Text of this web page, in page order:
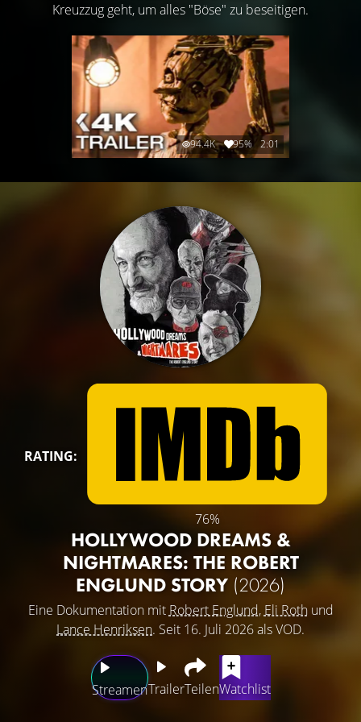
Kreuzzug geht, um alles "Böse" zu beseitigen.
94.4K 95% 2:01
RATING:
76%
HOLLYWOOD DREAMS &
NIGHTMARES: THE ROBERT
ENGLUND STORY (2026)
Eine Dokumentation mit Robert Englund, Eli Rothund
Lance Henriksen. Seit 16. Juli 2026 als VOD.
StreamenTrailerTeilenWatchlist